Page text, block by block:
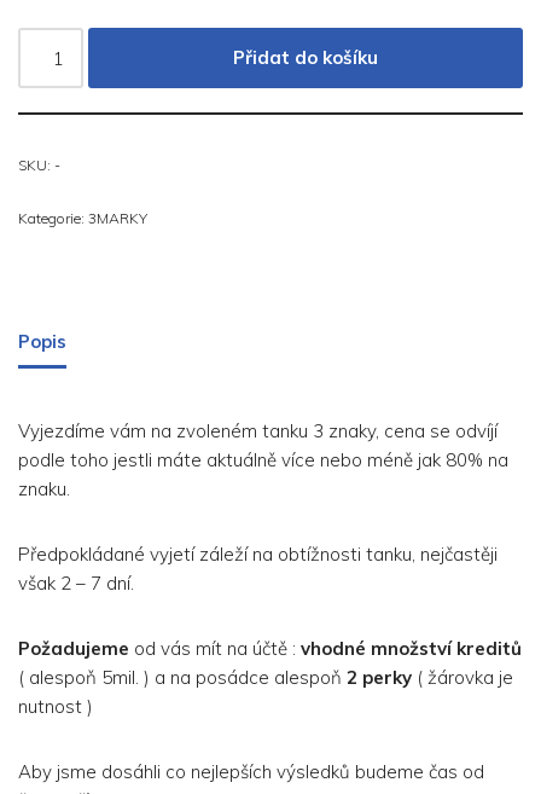
Přidat do košíku
SKU: -
Kategorie: 3MARKY
Popis
Vyjezdíme vám na zvoleném tanku 3 znaky, cena se odvíjí
podle toho jestli máte aktuálně více nebo méně jak 80% na
znaku.
Předpokládané vyjetí záleží na obtížnosti tanku, nejčastěji
však 2 – 7 dní.
Požadujeme od vás mít na účtě : vhodné množství kreditů
( alespoň 5mil. ) a na posádce alespoň 2 perky ( žárovka je
nutnost )
Aby jsme dosáhli co nejlepších výsledků budeme čas od